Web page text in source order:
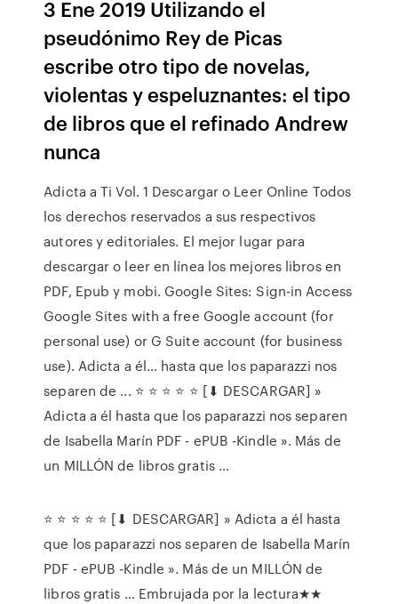
3 Ene 2019 Utilizando el
pseudónimo Rey de Picas
escribe otro tipo de novelas,
violentas y espeluznantes: el tipo
de libros que el refinado Andrew
nunca
Adicta a Ti Vol. 1 Descargar o Leer Online Todos
los derechos reservados a sus respectivos
autores y editoriales. El mejor lugar para
descargar o leer en línea los mejores libros en
PDF, Epub y mobi. Google Sites: Sign-in Access
Google Sites with a free Google account (for
personal use) or G Suite account (for business
use). Adicta a él... hasta que los paparazzi nos
separen de ... ⭐ ⭐ ⭐ ⭐ ⭐ [⬇ DESCARGAR] »
Adicta a él hasta que los paparazzi nos separen
de Isabella Marín PDF - ePUB -Kindle ». Más de
un MILLÓN de libros gratis …
⭐ ⭐ ⭐ ⭐ ⭐ [⬇ DESCARGAR] » Adicta a él hasta
que los paparazzi nos separen de Isabella Marín
PDF - ePUB -Kindle ». Más de un MILLÓN de
libros gratis … Embrujada por la lectura★★